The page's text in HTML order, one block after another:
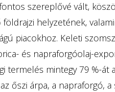
szereplővé vált,
helyzetének,
piacokhoz. Keleti
és napraforgóolaj-
termelés mintegy 79 %-át
őszi árpa, a napraforgó,